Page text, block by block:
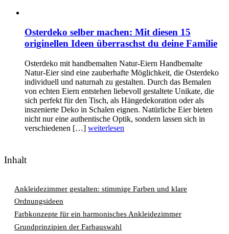
Osterdeko selber machen: Mit diesen 15
originellen Ideen überraschst du deine Familie
Osterdeko mit handbemalten Natur-Eiern Handbemalte
Natur-Eier sind eine zauberhafte Möglichkeit, die Osterdeko
individuell und naturnah zu gestalten. Durch das Bemalen
von echten Eiern entstehen liebevoll gestaltete Unikate, die
sich perfekt für den Tisch, als Hängedekoration oder als
inszenierte Deko in Schalen eignen. Natürliche Eier bieten
nicht nur eine authentische Optik, sondern lassen sich in
verschiedenen […] weiterlesen
Inhalt
Ankleidezimmer gestalten: stimmige Farben und klare
Ordnungsideen
Farbkonzepte für ein harmonisches Ankleidezimmer
Grundprinzipien der Farbauswahl